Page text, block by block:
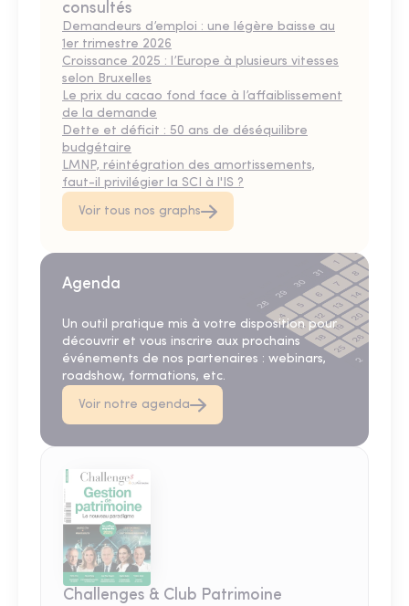
consultés
Demandeurs d’emploi : une légère baisse au
1er trimestre 2026
Croissance 2025 : l’Europe à plusieurs vitesses
selon Bruxelles
Le prix du cacao fond face à l’affaiblissement
de la demande
Dette et déficit : 50 ans de déséquilibre
budgétaire
LMNP, réintégration des amortissements,
faut-il privilégier la SCI à l'IS ?
Voir tous nos graphs
Agenda
Un outil pratique mis à votre disposition pour
découvrir et vous inscrire aux prochains
événements de nos partenaires : webinars,
roadshow, formations, etc.
Voir notre agenda
Challenges & Club Patrimoine